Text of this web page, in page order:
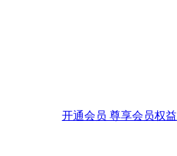
开通会员 尊享会员权益